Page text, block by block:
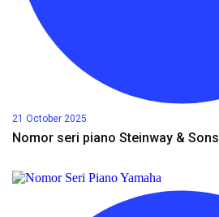
21 October 2025
Nomor seri piano Steinway & Sons